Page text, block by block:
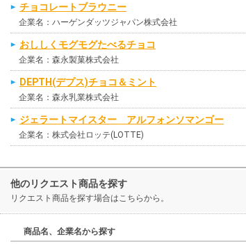
チョコレートブラウニー
企業名：ハーゲンダッツジャパン株式会社
おししくモグモグたべるチョコ
企業名：森永製菓株式会社
DEPTH(デプス)チョコ＆ミント
企業名：森永乳業株式会社
ジェラートマイスター アルフォンソマンゴー
企業名：株式会社ロッテ(LOTTE)
他のリクエスト商品を探す
リクエスト商品を探す場合はこちらから。
商品名、企業名から探す